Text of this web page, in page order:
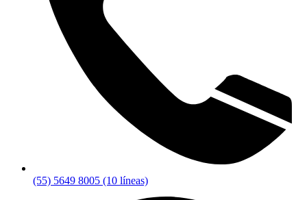
(55) 5649 8005 (10 líneas)